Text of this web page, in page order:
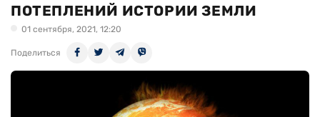
ПОТЕПЛЕНИЙ ИСТОРИИ ЗЕМЛИ
01 сентября, 2021, 12:20
Поделиться